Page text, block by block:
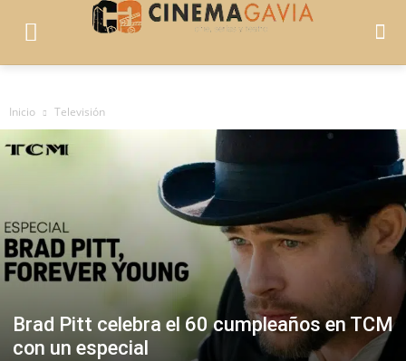
Inicio Televisión
Brad Pitt celebra el 60 cumpleaños en TCM
con un especial